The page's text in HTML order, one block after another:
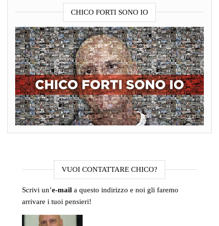
CHICO FORTI SONO IO
VUOI CONTATTARE CHICO?
Scrivi un’e-mail a questo indirizzo e noi gli faremo
arrivare i tuoi pensieri!